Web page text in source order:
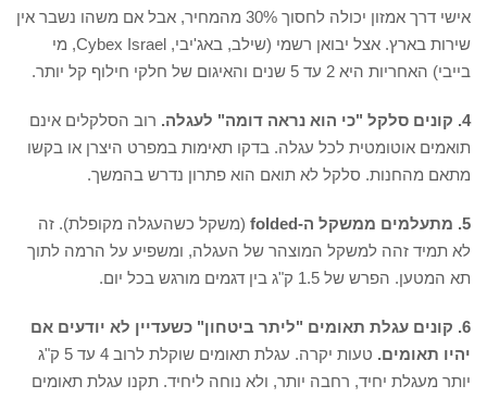
אישי דרך אמזון יכולה לחסוך 30% מהמחיר, אבל אם משהו נשבר אין
שירות בארץ. אצל יבואן רשמי (שילב, באג'יבי, Cybex Israel, מי
בייבי) האחריות היא 2 עד 5 שנים והאיגום של חלקי חילוף קל יותר.
4. קונים סלקל "כי הוא נראה דומה" לעגלה.
רוב הסלקלים אינם
תואמים אוטומטית לכל עגלה. בדקו תאימות במפרט היצרן או בקשו
מתאם מהחנות. סלקל לא תואם הוא פתרון נדרש בהמשך.
5. מתעלמים ממשקל ה-folded
(משקל כשהעגלה מקופלת). זה
לא תמיד זהה למשקל המוצהר של העגלה, ומשפיע על הרמה לתוך
תא המטען. הפרש של 1.5 ק"ג בין דגמים מורגש בכל יום.
6. קונים עגלת תאומים "ליתר ביטחון" כשעדיין לא יודעים אם
יהיו תאומים.
טעות יקרה. עגלת תאומים שוקלת לרוב 4 עד 5 ק"ג
יותר מעגלת יחיד, רחבה יותר, ולא נוחה ליחיד. תקנו עגלת תאומים